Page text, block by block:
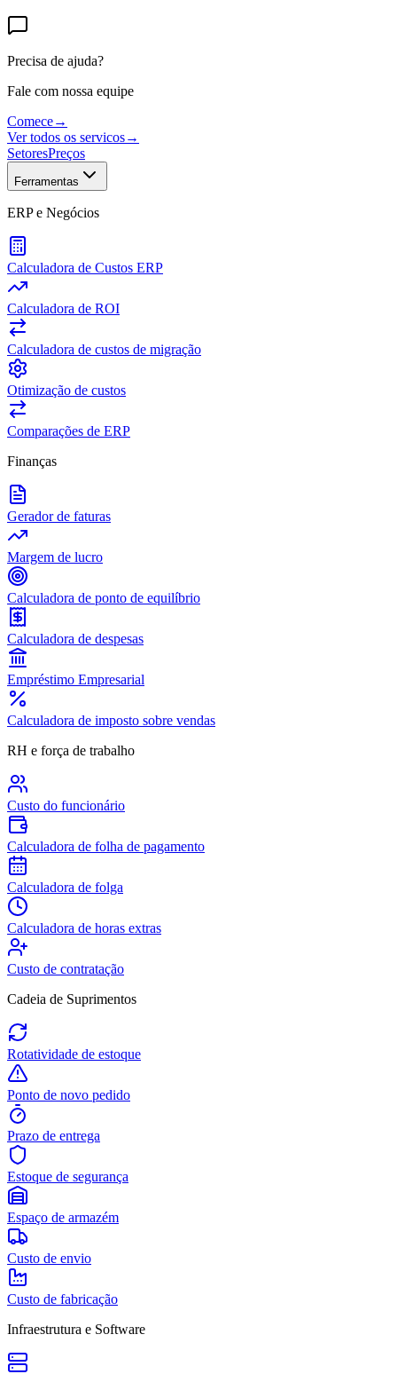
Precisa de ajuda?
Fale com nossa equipe
Comece→
Ver todos os servicos→
SetoresPreços
Ferramentas
ERP e Negócios
Calculadora de Custos ERP
Calculadora de ROI
Calculadora de custos de migração
Otimização de custos
Comparações de ERP
Finanças
Gerador de faturas
Margem de lucro
Calculadora de ponto de equilíbrio
Calculadora de despesas
Empréstimo Empresarial
Calculadora de imposto sobre vendas
RH e força de trabalho
Custo do funcionário
Calculadora de folha de pagamento
Calculadora de folga
Calculadora de horas extras
Custo de contratação
Cadeia de Suprimentos
Rotatividade de estoque
Ponto de novo pedido
Prazo de entrega
Estoque de segurança
Espaço de armazém
Custo de envio
Custo de fabricação
Infraestrutura e Software